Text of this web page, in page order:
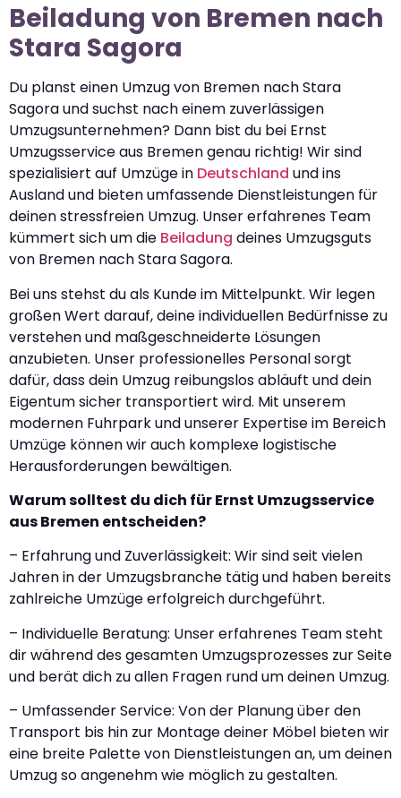
Beiladung von Bremen nach
Stara Sagora
Du planst einen Umzug von Bremen nach Stara
Sagora und suchst nach einem zuverlässigen
Umzugsunternehmen? Dann bist du bei Ernst
Umzugsservice aus Bremen genau richtig! Wir sind
spezialisiert auf Umzüge in Deutschland und ins
Ausland und bieten umfassende Dienstleistungen für
deinen stressfreien Umzug. Unser erfahrenes Team
kümmert sich um die Beiladung deines Umzugsguts
von Bremen nach Stara Sagora.
Bei uns stehst du als Kunde im Mittelpunkt. Wir legen
großen Wert darauf, deine individuellen Bedürfnisse zu
verstehen und maßgeschneiderte Lösungen
anzubieten. Unser professionelles Personal sorgt
dafür, dass dein Umzug reibungslos abläuft und dein
Eigentum sicher transportiert wird. Mit unserem
modernen Fuhrpark und unserer Expertise im Bereich
Umzüge können wir auch komplexe logistische
Herausforderungen bewältigen.
Warum solltest du dich für Ernst Umzugsservice
aus Bremen entscheiden?
– Erfahrung und Zuverlässigkeit: Wir sind seit vielen
Jahren in der Umzugsbranche tätig und haben bereits
zahlreiche Umzüge erfolgreich durchgeführt.
– Individuelle Beratung: Unser erfahrenes Team steht
dir während des gesamten Umzugsprozesses zur Seite
und berät dich zu allen Fragen rund um deinen Umzug.
– Umfassender Service: Von der Planung über den
Transport bis hin zur Montage deiner Möbel bieten wir
eine breite Palette von Dienstleistungen an, um deinen
Umzug so angenehm wie möglich zu gestalten.